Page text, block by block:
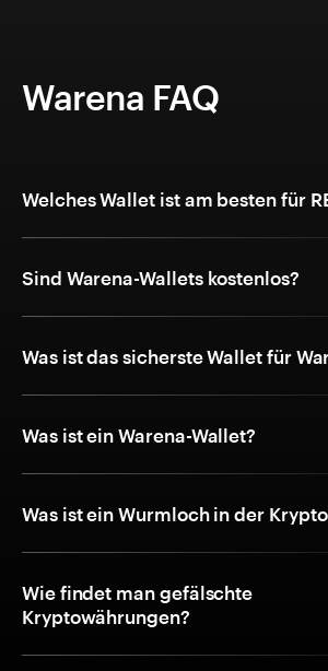
Warena FAQ
Welches Wallet ist am besten für
Sind Warena-Wallets kostenlos?
Was ist das sicherste Wallet für
Was ist ein Warena-Wallet?
Was ist ein Wurmloch in der
Wie findet man gefälschte
Kryptowährungen?